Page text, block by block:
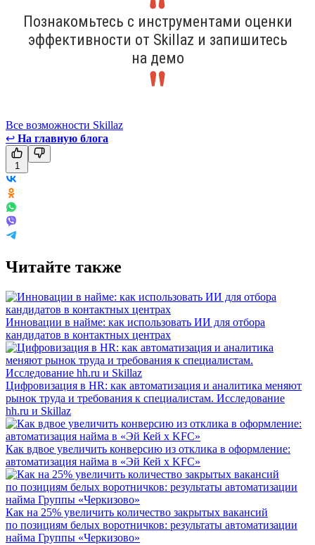
Познакомьтесь с инструментами оценки
эффективности от Skillaz и запишитесь
на демо
Все возможности Skillaz
↩ На главную блога
1
Читайте также
Инновации в найме: как использовать ИИ для отбора
кандидатов в контактных центрах
Цифровизация в HR: как автоматизация и аналитика меняют
рынок труда и требования к специалистам. Исследование
hh.ru и Skillaz
Как вдвое увеличить конверсию из отклика в оформление:
автоматизация найма в «Эй Кей x KFC»
Как на 25% увеличить количество закрытых вакансий
по позициям белых воротничков: результаты автоматизации
найма Группы «Черкизово»